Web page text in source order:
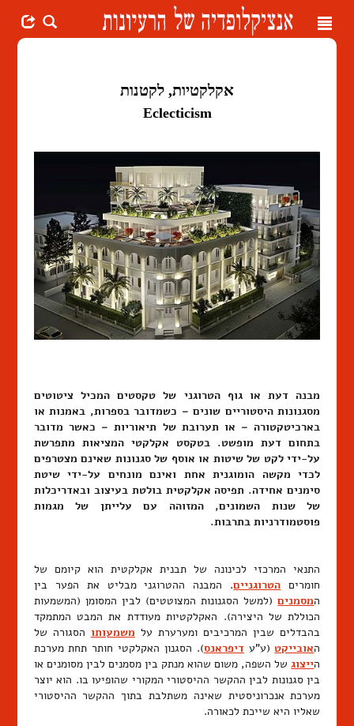
Toggle
אקלקטיות, לקטנות
Eclecticism
מבנה דעת או גוף הטרוגני של טקסטים המכיל ציטוטים
מסגנונות היסטוריים שונים – כשמדובר בספרות, באמנות או
בארכיטקטורה – או תערובת של תיאוריות – כאשר מדובר
בתחום דעת מופשט. בטקסט אקלקטי המציאות מתפרשת
על-ידי לקט של שיטות או אוסף של סגנונות שאינם מצטרפים
לכדי מקשה הומוגנית אחת ואינם מונחים על-ידי שיטת
סימנים אחידה. תפיסה אקלקטית בולטת בעיצוב ובאדריכלות
של שנות השמונים, המזוהה עם עלייתן של מגמות
פוסטמודרניות בתרבות.
התנאי המרכזי לכינונה של תבנית אקלקטית הוא קיומם של
חומרים הטרוגניים. המבנה ההטרוגני מבליט את הפער בין
המסמנים(למשל הסגנונות המצוטטים) לבין המסומן (המשמעות
הכוללת של היצירה). האקלקטיות מעודדת את המבט המתמקד
בהבדלים שבין המרכיבים ומערערת על משמעותו הסגורה של
האובייקט (ע"עדיפראנס). הסגנון האקלקטי חותר תחת מערכת
הייצוגשל השפה, משום שהוא מנתק בין מסמנים לבין מסומנים או
בין סגנונות לבין ההקשר ההיסטורי המקורי שהופיעו בו. הוא יוצר
מערכת אנכרוניסטית שאינה משתלבת בתוך ההקשר ההיסטורי
שאליו היא שייכת לכאורה.